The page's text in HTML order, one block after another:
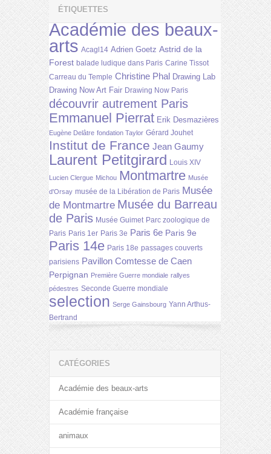
ÉTIQUETTES
Académie des beaux-
arts Acagl14 Adrien Goetz Astrid de la
Forest balade ludique dans Paris Carine Tissot
Carreau du Temple Christine Phal Drawing Lab
Drawing Now Art Fair Drawing Now Paris
découvrir autrement Paris
Emmanuel Pierrat Erik Desmazières
Eugène Delâtre fondation Taylor Gérard Jouhet
Institut de France Jean Gaumy
Laurent Petitgirard Louis XIV
Lucien Clergue Michou Montmartre Musée
d'Orsay musée de la Libération de Paris Musée
de Montmartre Musée du Barreau
de Paris Musée Guimet Parc zoologique de
Paris Paris 1er Paris 3e Paris 6e Paris 9e
Paris 14e Paris 18e passages couverts
parisiens Pavillon Comtesse de Caen
Perpignan Première Guerre mondiale rallyes
pédestres Seconde Guerre mondiale
selection Serge Gainsbourg Yann Arthus-
Bertrand
CATÉGORIES
Académie des beaux-arts
Académie française
animaux